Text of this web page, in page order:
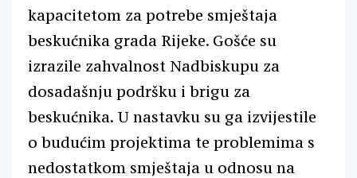
kapacitetom za potrebe smještaja
beskućnika grada Rijeke. Gošće su
izrazile zahvalnost Nadbiskupu za
dosadašnju podršku i brigu za
beskućnika. U nastavku su ga izvijestile
o budućim projektima te problemima s
nedostatkom smještaja u odnosu na